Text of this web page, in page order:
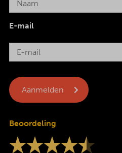
E-mail
Beoordeling